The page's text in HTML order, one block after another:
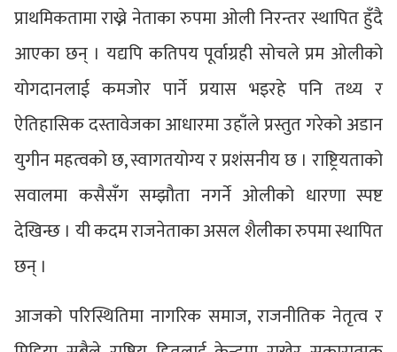
प्राथमिकतामा राख्ने नेताका रुपमा ओली निरन्तर स्थापित हुँदै
आएका छन् । यद्यपि कतिपय पूर्वाग्रही सोचले प्रम ओलीको
योगदानलाई कमजोर पार्ने प्रयास भइरहे पनि तथ्य र
ऐतिहासिक दस्तावेजका आधारमा उहाँले प्रस्तुत गरेको अडान
युगीन महत्वको छ, स्वागतयोग्य र प्रशंसनीय छ । राष्ट्रियताको
सवालमा कसैसँग सम्झौता नगर्ने ओलीको धारणा स्पष्ट
देखिन्छ । यी कदम राजनेताका असल शैलीका रुपमा स्थापित
छन् ।
आजको परिस्थितिमा नागरिक समाज, राजनीतिक नेतृत्व र